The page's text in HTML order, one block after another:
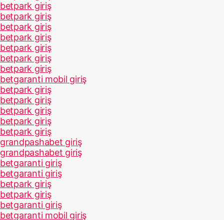
betpark giriş
betpark giriş
betpark giriş
betpark giriş
betpark giriş
betpark giriş
betpark giriş
betgaranti mobil giriş
betpark giriş
betpark giriş
betpark giriş
betpark giriş
betpark giriş
grandpashabet giriş
grandpashabet giriş
betgaranti giriş
betgaranti giriş
betpark giriş
betpark giriş
betgaranti giriş
betgaranti mobil giriş